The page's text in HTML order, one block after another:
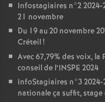
Infostagiaires n°2 2024-
21 novembre
Du 19 au 20 novembre
Créteil!
Avec 67,79% des voix, la
conseil de l’INSPE 2024
InfoStagiaires n°3 2024-
nationale ça suffit, stage